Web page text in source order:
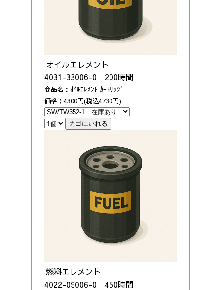
オイルエレメント
4031-33006-0 200時間
商品名：ｵｲﾙｴﾚﾒﾝﾄ ｶｰﾄﾘｯｼﾞ
価格：4300円(税込4730円)
燃料エレメント
4022-09006-0 450時間